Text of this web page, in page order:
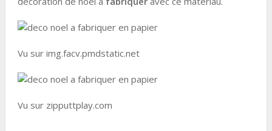
Vu sur img.facv.pmdstatic.net
Vu sur zipputtplay.com